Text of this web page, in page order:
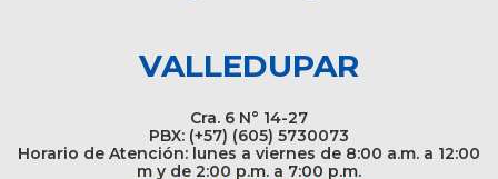
VALLEDUPAR
Cra. 6 N° 14-27
PBX: (+57) (605) 5730073
Horario de Atención: lunes a viernes de 8:00 a.m. a 12:00
m y de 2:00 p.m. a 7:00 p.m.